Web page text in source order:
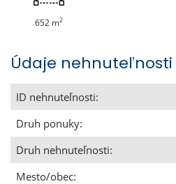
652 m2
Údaje nehnuteľnosti
ID nehnuteľnosti:
Druh ponuky:
Druh nehnuteľnosti:
Mesto/obec: